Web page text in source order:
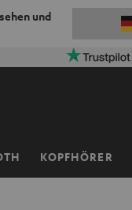
und
KOPFHÖRER